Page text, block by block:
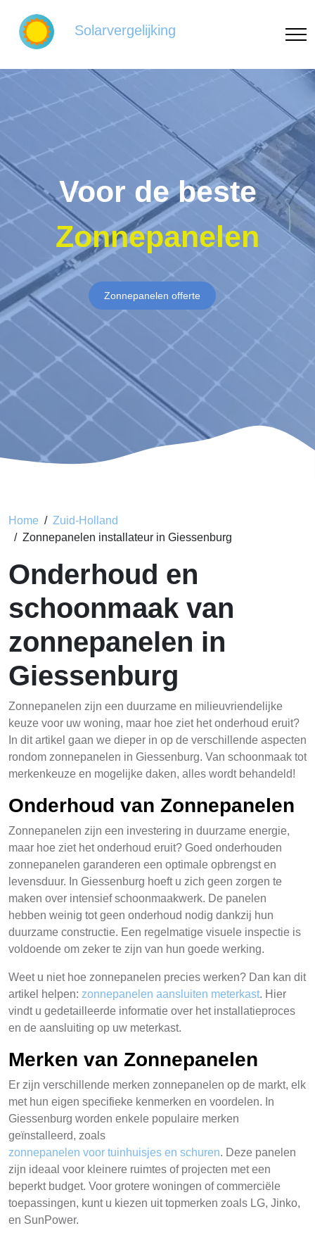
Solarvergelijking
Voor de beste
Zonnepanelen
Zonnepanelen offerte
Home
Zuid-Holland
Zonnepanelen installateur in Giessenburg
Onderhoud en
schoonmaak van
zonnepanelen in
Giessenburg
Zonnepanelen zijn een duurzame en milieuvriendelijke
keuze voor uw woning, maar hoe ziet het onderhoud eruit?
In dit artikel gaan we dieper in op de verschillende aspecten
rondom zonnepanelen in Giessenburg. Van schoonmaak tot
merkenkeuze en mogelijke daken, alles wordt behandeld!
Onderhoud van Zonnepanelen
Zonnepanelen zijn een investering in duurzame energie,
maar hoe ziet het onderhoud eruit? Goed onderhouden
zonnepanelen garanderen een optimale opbrengst en
levensduur. In Giessenburg hoeft u zich geen zorgen te
maken over intensief schoonmaakwerk. De panelen
hebben weinig tot geen onderhoud nodig dankzij hun
duurzame constructie. Een regelmatige visuele inspectie is
voldoende om zeker te zijn van hun goede werking.
Weet u niet hoe zonnepanelen precies werken? Dan kan dit
artikel helpen: zonnepanelen aansluiten meterkast. Hier
vindt u gedetailleerde informatie over het installatieproces
en de aansluiting op uw meterkast.
Merken van Zonnepanelen
Er zijn verschillende merken zonnepanelen op de markt, elk
met hun eigen specifieke kenmerken en voordelen. In
Giessenburg worden enkele populaire merken
geïnstalleerd, zoals
zonnepanelen voor tuinhuisjes en schuren. Deze panelen
zijn ideaal voor kleinere ruimtes of projecten met een
beperkt budget. Voor grotere woningen of commerciële
toepassingen, kunt u kiezen uit topmerken zoals LG, Jinko,
en SunPower.